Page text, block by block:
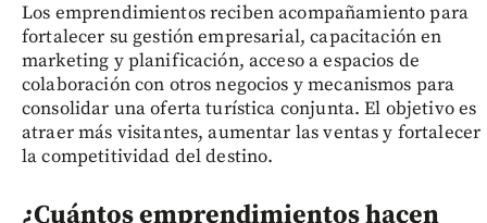
Los emprendimientos reciben acompañamiento para
fortalecer su gestión empresarial, capacitación en
marketing y planificación, acceso a espacios de
colaboración con otros negocios y mecanismos para
consolidar una oferta turística conjunta. El objetivo es
atraer más visitantes, aumentar las ventas y fortalecer
la competitividad del destino.
¿Cuántos emprendimientos hacen